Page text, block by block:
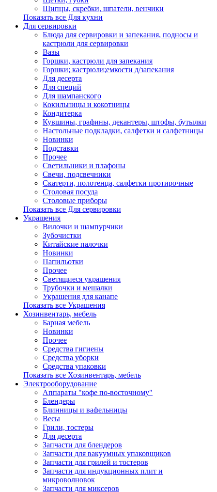
Щипцы, скребки, шпатели, венчики
Показать все Для кухни
Для сервировки
Блюда для сервировки и запекания, подносы и
кастрюли для сервировки
Вазы
Горшки, кастрюли для запекания
Горшки; кастрюли;емкости д/запекания
Для десерта
Для специй
Для шампанского
Кокильницы и кокотницы
Кондитерка
Кувшины, графины, декантеры, штофы, бутылки
Настольные подкладки, салфетки и салфетницы
Новинки
Подставки
Прочее
Светильники и плафоны
Свечи, подсвечники
Скатерти, полотенца, салфетки протирочные
Столовая посуда
Столовые приборы
Показать все Для сервировки
Украшения
Вилочки и шампурчики
Зубочистки
Китайские палочки
Новинки
Папильотки
Прочее
Светящиеся украшения
Трубочки и мешалки
Украшения для канапе
Показать все Украшения
Хозинвентарь, мебель
Барная мебель
Новинки
Прочее
Средства гигиены
Средства уборки
Средства упаковки
Показать все Хозинвентарь, мебель
Электрооборудование
Аппараты "кофе по-восточному"
Блендеры
Блинницы и вафельницы
Весы
Грили, тостеры
Для десерта
Запчасти для блендеров
Запчасти для вакуумных упаковщиков
Запчасти для грилей и тостеров
Запчасти для индукционных плит и
микроволновок
Запчасти для миксеров